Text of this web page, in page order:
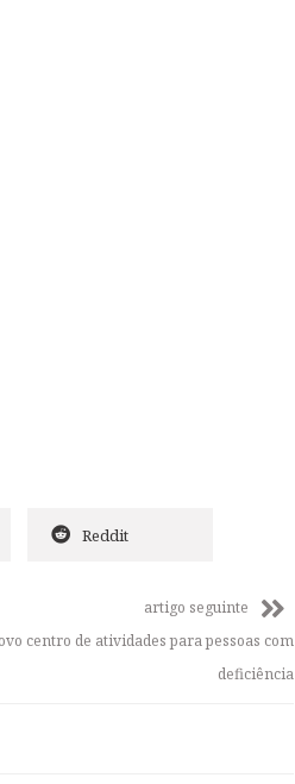
Reddit
artigo seguinte
centro de atividades para pessoas com
deficiência